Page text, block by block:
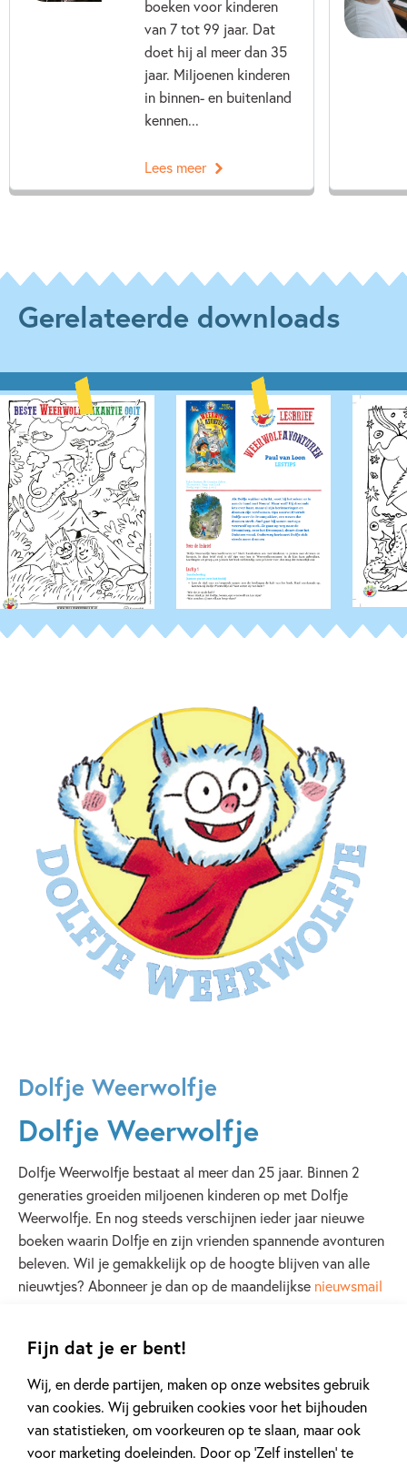
Fijn dat je er bent!
Wij, en derde partijen, maken op onze websites gebruik
van cookies. Wij gebruiken cookies voor het bijhouden
van statistieken, om voorkeuren op te slaan, maar ook
voor marketing doeleinden. Door op ‘Zelf instellen’ te
boeken voor kinderen
van 7 tot 99 jaar. Dat
doet hij al meer dan 35
jaar. Miljoenen kinderen
in binnen- en buitenland
kennen...
Lees meer
Gerelateerde downloads
Dolfje Weerwolfje
Dolfje Weerwolfje
Dolfje Weerwolfje bestaat al meer dan 25 jaar. Binnen 2
generaties groeiden miljoenen kinderen op met Dolfje
Weerwolfje. En nog steeds verschijnen ieder jaar nieuwe
boeken waarin Dolfje en zijn vrienden spannende avonturen
beleven. Wil je gemakkelijk op de hoogte blijven van alle
nieuwtjes? Abonneer je dan op de maandelijkse nieuwsmail